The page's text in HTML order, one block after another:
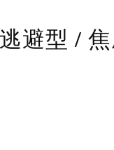
避型 /